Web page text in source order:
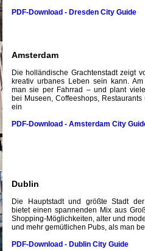
PDF-Download - Dresden City Guide
Amsterdam
Die holländische Grachtenstadt zeigt
kreativ urbanes Leben sein kann.
man sie per Fahrrad – und plant
bei Museen, Coffeeshops,
ein
PDF-Download - Amsterdam City
Dublin
Die Hauptstadt und größte Stadt
bietet einen spannenden Mix aus
Shopping-Möglichkeiten, alter und
und mehr gemütlichen Pubs, als man
PDF-Download - Dublin City Guide